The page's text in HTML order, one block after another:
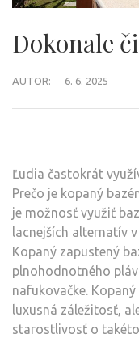
Dokonale
AUTOR: 6. 6. 2025
Ľudia častokrát
Prečo je kopaný
je možnosť využiť
lacnejších alternatív
Kopaný zapustený
plnohodnotného
nafukovačke.
luxusná záležitosť,
starostlivosť o